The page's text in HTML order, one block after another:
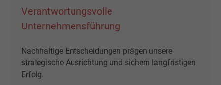
Anbieter Facebook Ireland Ltd.
Zweck
Cookie von Facebook für Website-Analyse,
Verantwortungsvolle
Unternehmensführung
Nachhaltige Entscheidungen prägen unsere
strategische Ausrichtung und sichern langfristigen
Erfolg.